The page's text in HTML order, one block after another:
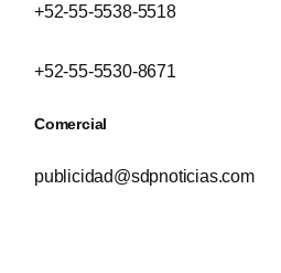
+52-55-5538-5518
+52-55-5530-8671
Comercial
publicidad@sdpnoticias.com